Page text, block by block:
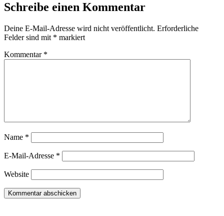
Schreibe einen Kommentar
Deine E-Mail-Adresse wird nicht veröffentlicht. Erforderliche
Felder sind mit * markiert
Kommentar *
Name *
E-Mail-Adresse *
Website